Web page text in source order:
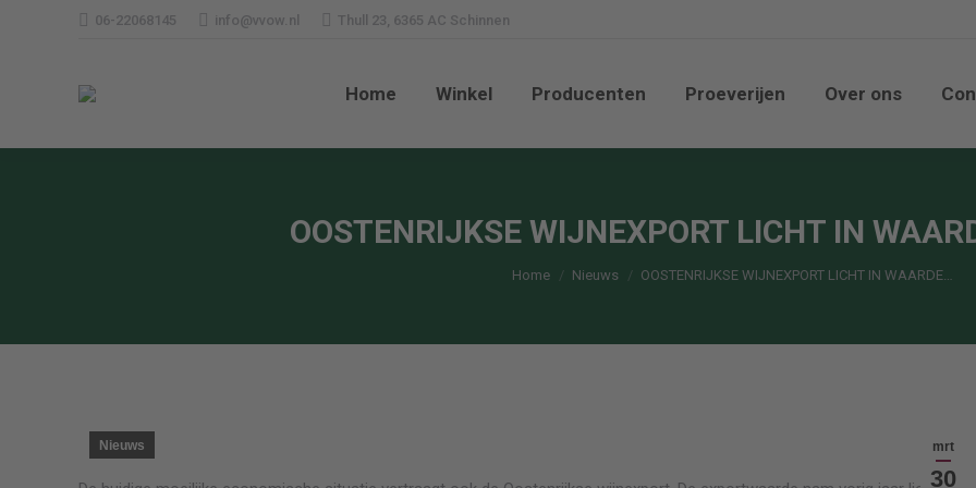
06-22068145 info@vvow.nl Thull 23, 6365 AC Schinnen
Home Winkel Producenten Proeverijen Over ons
OOSTENRIJKSE WIJNEXPORT LICHT IN
Je bent hier:
Home Nieuws OOSTENRIJKSE WIJNEXPORT LICHT IN WAARDE…
mrt
30
Nieuws